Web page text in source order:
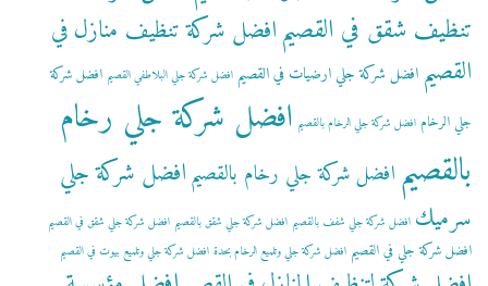
تنظيف شقق في القصيمافضل شركة تنظيف منازل في
القصيم افضل شركة جلي ارضيات في القصيم افضل شركة جلي البلاطفي القصيم افضل شركة
جلي الرخام افضل شركة جلي الرخام بالقصيم افضل شركة جلي رخام
بالقصيم افضل شركة جلي رخام بالقصيمافضل شركة جلي
سرميك افضل شركة جلي شفف بالقصيم افضل شركة جلي شقق بالقصيم افضل شركة جلي شقق في القصيم
افضل شركة جلي في القصيم افضل شركة جلي وتلميع الرخام بحدة افضل شركة جلي وتلميع بيوت في القصيم